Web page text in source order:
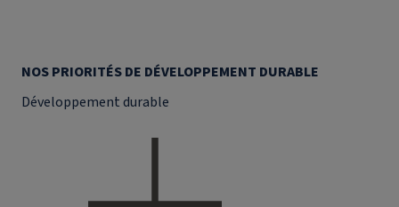
NOS PRIORITÉS DE DÉVELOPPEMENT DURABLE
Développement durable